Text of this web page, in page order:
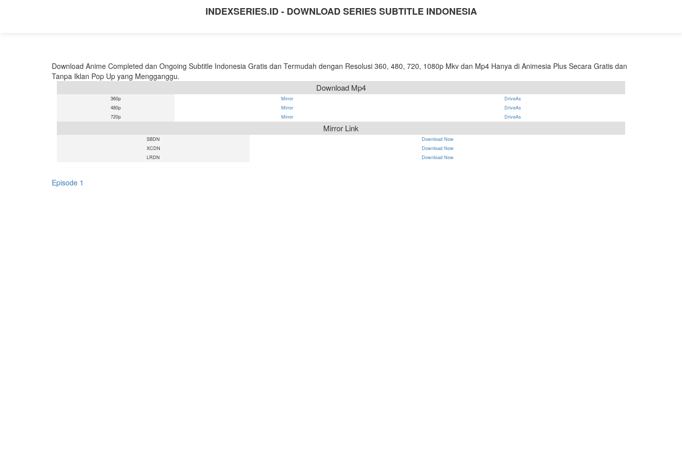
INDEXSERIES.ID - DOWNLOAD SERIES SUBTITLE INDONESIA
Download Anime Completed dan Ongoing Subtitle Indonesia Gratis dan Termudah dengan Resolusi 360, 480, 720, 1080p Mkv dan Mp4 Hanya di Animesia Plus Secara Gratis dan
Tanpa Iklan Pop Up yang Mengganggu.
Download Mp4
360p Mirror
DriveAs
480p
Mirror
DriveAs
720p
Mirror DriveAs
Mirror Link
SBDN
Download Now
XCDN
Download Now
LRDN
Download Now
Episode 1